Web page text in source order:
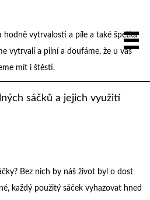
hodně vytrvalosti a píle a také špetka
vytrvalí a pilní a doufáme, že u vás
mít i štěstí.
sáčků a jejich využití
Bez nich by náš život byl o dost
každý použitý sáček vyhazovat hned